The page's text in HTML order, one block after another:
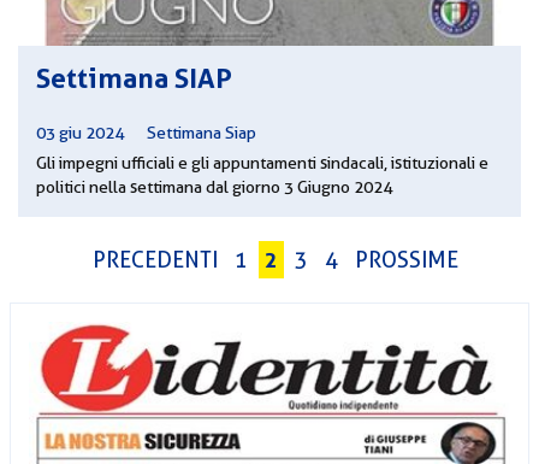
Settimana SIAP
03 giu 2024
Settimana Siap
Gli impegni ufficiali e gli appuntamenti sindacali, istituzionali e
politici nella settimana dal giorno 3 Giugno 2024
PRECEDENTI 1 2 3 4 PROSSIME